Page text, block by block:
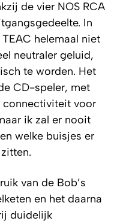
de vier NOS RCA
In
helemaal niet
neutraler geluid,
te worden. Het
CD-speler, met
connectiviteit voor
ik zal er nooit
welke buisjes er
van de Bob’s
en het daarna
duidelijk